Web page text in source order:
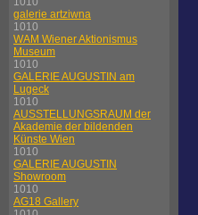
galerie artziwna
1010
WAM Wiener Aktionismus
Museum
1010
GALERIE AUGUSTIN am
Lugeck
1010
AUSSTELLUNGSRAUM der
Akademie der bildenden
Künste Wien
1010
GALERIE AUGUSTIN
Showroom
1010
AG18 Gallery